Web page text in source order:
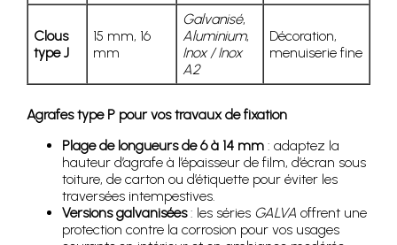
Clous
type J
15 mm, 16
mm
Galvanisé,
Aluminium,
Inox / Inox
A2
Décoration,
menuiserie fine
Agrafes type P pour vos travaux de fixation
Plage de longueurs de 6 à 14 mm : adaptez la
hauteur d’agrafe à l’épaisseur de film, d’écran sous
toiture, de carton ou d’étiquette pour éviter les
traversées intempestives.
Versions galvanisées: les séries GALVA offrent une
protection contre la corrosion pour vos usages